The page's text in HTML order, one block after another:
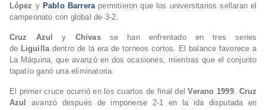
López y Pablo Barrera permitieron que los universitarios sellaran el
campeonato con global de 3-2.
Cruz Azul y Chivas
se han enfrentado en tres series
de Liguilla dentro de la era de torneos cortos. El balance favorece a
La Máquina, que avanzó en dos ocasiones, mientras que el conjunto
tapatío ganó una eliminatoria.
El primer cruce ocurrió en los cuartos de final del Verano 1999. Cruz
Azul
avanzó después de imponerse 2-1 en la ida disputada en